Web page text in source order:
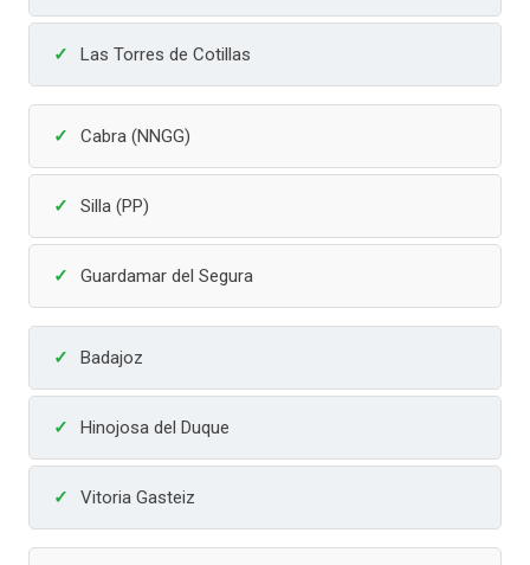
Las Torres de Cotillas
Cabra (NNGG)
Silla (PP)
Guardamar del Segura
Badajoz
Hinojosa del Duque
Vitoria Gasteiz